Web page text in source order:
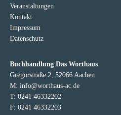
Veranstaltungen
Kontakt
Impressum
Datenschutz
Buchhandlung Das Worthaus
Gregorstraße 2, 52066 Aachen
M: info@worthaus-ac.de
T: 0241 46332202
F: 0241 46332203